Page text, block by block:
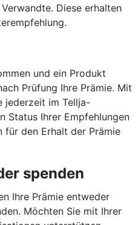
Diese erhalten
und ein Produkt
Prüfung Ihre Prämie. Mit
jederzeit im Tellja-
Status Ihrer Empfehlungen
für den Erhalt der Prämie
spenden
Ihre Prämie entweder
Möchten Sie mit Ihrer